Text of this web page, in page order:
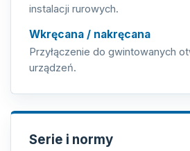
instalacji rurowych.
Wkręcana / nakręcana
Przyłączenie do gwintowanych
urządzeń.
Serie i normy